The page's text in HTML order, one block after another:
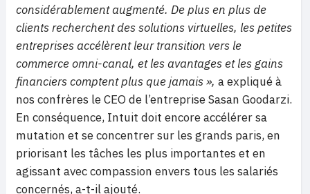
considérablement augmenté. De plus en plus de
clients recherchent des solutions virtuelles, les petites
entreprises accélèrent leur transition vers le
commerce omni-canal, et les avantages et les gains
financiers comptent plus que jamais », a expliqué à
nos confrères le CEO de l’entreprise Sasan Goodarzi.
En conséquence, Intuit doit encore accélérer sa
mutation et se concentrer sur les grands paris, en
priorisant les tâches les plus importantes et en
agissant avec compassion envers tous les salariés
concernés, a-t-il ajouté.